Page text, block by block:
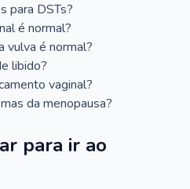
para DSTs?
é normal?
vulva é normal?
libido?
vaginal?
da menopausa?
para ir ao